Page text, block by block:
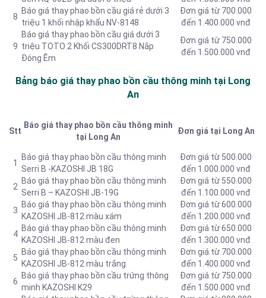
8
Báo giá thay phao bồn cầu giá rẻ dưới 3
triệu 1 khối nhập khẩu NV-8148
Đơn giá từ 700.000
đến 1.400.000 vnđ
9
Báo giá thay phao bồn cầu giá dưới 3
triệu TOTO 2 Khối CS300DRT8 Nắp
Đóng Êm
Đơn giá từ 750.000
đến 1.500.000 vnđ
Bảng báo giá thay phao bồn cầu thông minh tại Long
An
Stt
Báo giá thay phao bồn cầu thông minh
tại Long An
Đơn giá tại Long An
1
Báo giá thay phao bồn cầu thông minh
Serri B -KAZOSHI JB 18G
Đơn giá từ 500.000
đến 1.000.000 vnđ
2
Báo giá thay phao bồn cầu thông minh
Serri B – KAZOSHI JB-19G
Đơn giá từ 550.000
đến 1.100.000 vnđ
3
Báo giá thay phao bồn cầu thông minh
KAZOSHI JB-812 màu xám
Đơn giá từ 600.000
đến 1.200.000 vnđ
4
Báo giá thay phao bồn cầu thông minh
KAZOSHI JB-812 màu đen
Đơn giá từ 650.000
đến 1.300.000 vnđ
5
Báo giá thay phao bồn cầu thông minh
KAZOSHI JB-812 màu trắng
Đơn giá từ 700.000
đến 1.400.000 vnđ
6
Báo giá thay phao bồn cầu trứng thông
minh KAZOSHI K29
Đơn giá từ 750.000
đến 1.500.000 vnđ